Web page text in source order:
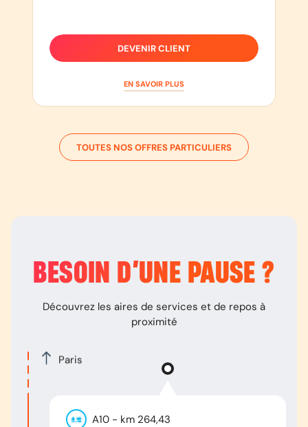
DEVENIR CLIENT
EN SAVOIR PLUS
TOUTES NOS OFFRES PARTICULIERS
BESOIN D’UNE PAUSE ?
Découvrez les aires de services et de repos à
proximité
Paris
A10 - km 264,43